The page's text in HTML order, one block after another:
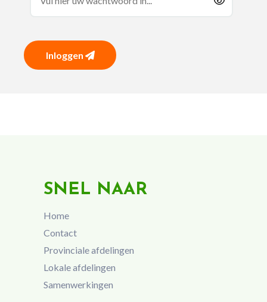
Inloggen
SNEL NAAR
Home
Contact
Provinciale afdelingen
Lokale afdelingen
Samenwerkingen